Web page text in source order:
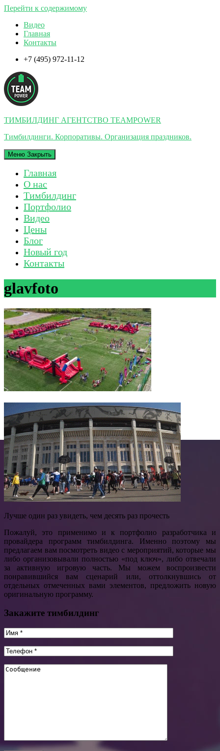
Перейти к содержимому
Видео
Главная
Контакты
+7 (495) 972-11-12
ТИМБИЛДИНГ АГЕНТСТВО TEAMPOWER
Тимбилдинги. Корпоративы. Организация праздников.
Меню Закрыть
Главная
О нас
Тимбилдинг
Портфолио
Видео
Цены
Блог
Новый год
Контакты
glavfoto
Лучше один раз увидеть, чем десять раз прочесть
Пожалуй, это применимо и к портфолио разработчика и
провайдера программ тимбилдинга. Именно поэтому мы
предлагаем вам посмотреть видео с мероприятий, которые мы
либо организовывали полностью «под ключ», либо отвечали
за активную игровую часть. Мы можем воспроизвести
понравившийся вам сценарий или, оттолкнувшись от
отдельных отмеченных вами элементов, предложить новую
оригинальную программу.
Закажите тимбилдинг